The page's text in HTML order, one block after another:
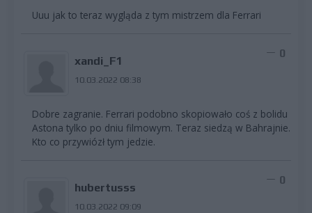
Uuu jak to teraz wygląda z tym mistrzem dla Ferrari
xandi_F1
10.03.2022 08:38
0
Dobre zagranie. Ferrari podobno skopiowało coś z bolidu
Astona tylko po dniu filmowym. Teraz siedzą w Bahrajnie.
Kto co przywiózł tym jedzie.
hubertusss
10.03.2022 09:09
0